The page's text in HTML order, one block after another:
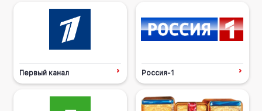
Первый канал Россия-1